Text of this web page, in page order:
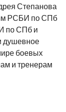
Степанова
РСБИ по СПб
по СПб и
душевное
боевых
и тренерам